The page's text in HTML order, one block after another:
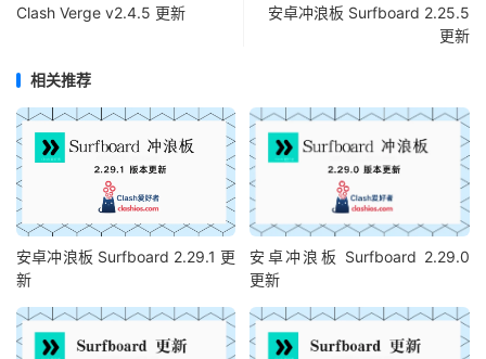
Clash Verge v2.4.5 更新
安卓冲浪板 Surfboard 2.25.5
更新
相关推荐
安卓冲浪板 Surfboard 2.29.1 更
新
安卓冲浪板 Surfboard 2.29.0
更新